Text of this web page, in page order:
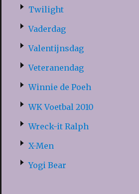
Twilight
Vaderdag
Valentijnsdag
Veteranendag
Winnie de Poeh
WK Voetbal 2010
Wreck-it Ralph
X-Men
Yogi Bear